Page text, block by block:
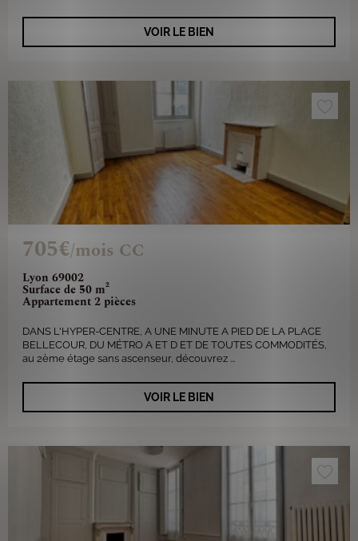
VOIR LE BIEN
Lyon 69002
Surface de 50 m²
Appartement 2 pièces
705€/mois CC
DANS L'HYPER-CENTRE, A UNE MINUTE A PIED DE LA PLACE
BELLECOUR, DU MÉTRO A ET D ET DE TOUTES COMMODITÉS,
au 2ème étage sans ascenseur, découvrez ...
VOIR LE BIEN